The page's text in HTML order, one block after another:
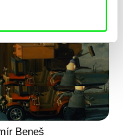
Beneš